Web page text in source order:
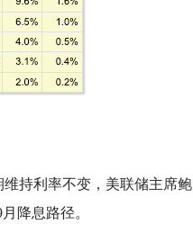
持利率不变，美联储主席鲍
降息路径。